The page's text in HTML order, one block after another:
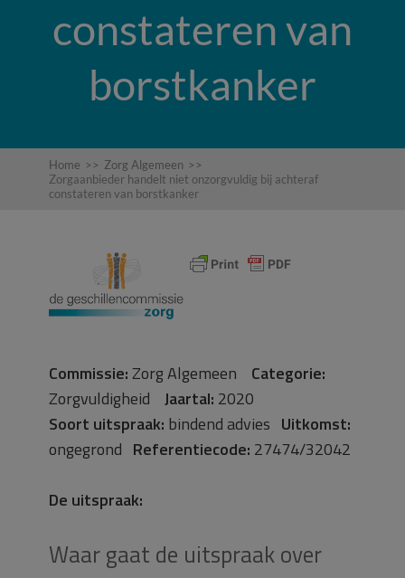
constateren van
borstkanker
Home >> Zorg Algemeen >>
Zorgaanbieder handelt niet onzorgvuldig bij achteraf
constateren van borstkanker
Commissie:Zorg Algemeen Categorie:
Zorgvuldigheid Jaartal: 2020
Soort uitspraak: bindend advies Uitkomst:
ongegrond Referentiecode: 27474/32042
De uitspraak:
Waar gaat de uitspraak over